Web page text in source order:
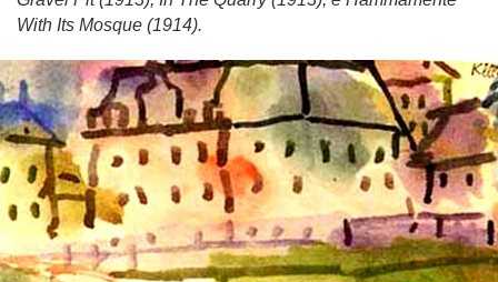
With Its Mosque (1914).